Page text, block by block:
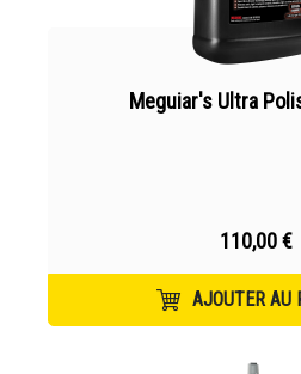
Meguiar's Ultra
110,00 €
AJOUTER AU